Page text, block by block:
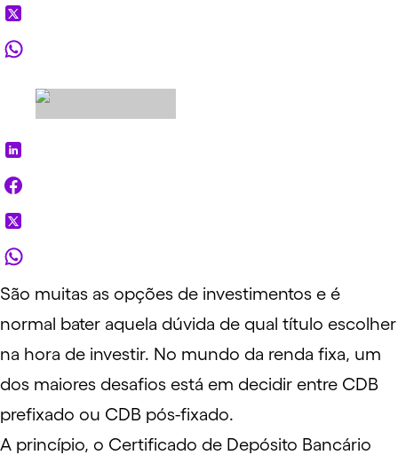
São muitas as opções de investimentos e é
normal bater aquela dúvida de qual título escolher
na hora de investir. No mundo da renda fixa, um
dos maiores desafios está em decidir entre CDB
prefixado ou CDB pós-fixado.
A princípio, o Certificado de Depósito Bancário